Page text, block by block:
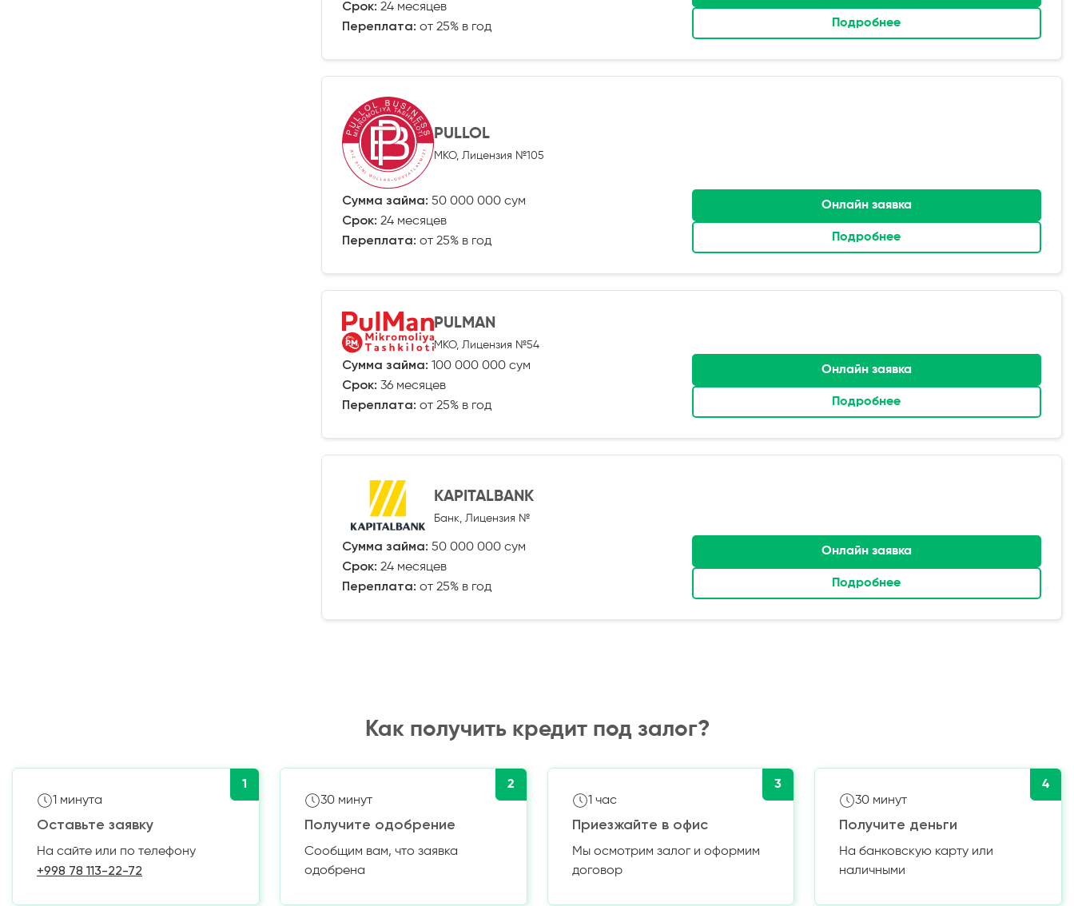
Срок: 24 месяцев
Переплата: от 25% в год Подробнее
PULLOL
МКО, Лицензия №105
Сумма займа: 50 000 000 сум
Срок: 24 месяцев
Переплата: от 25% в год
Онлайн заявка
Подробнее
PULMAN
МКО, Лицензия №54
Сумма займа: 100 000 000 сум
Срок: 36 месяцев
Переплата: от 25% в год
Онлайн заявка
Подробнее
KAPITALBANK
Банк, Лицензия №
Сумма займа: 50 000 000 сум
Срок: 24 месяцев
Переплата: от 25% в год
Онлайн заявка
Подробнее
Как получить кредит под залог?
1
1 минута
Оставьте заявку
На сайте или по телефону
+998 78 113-22-72
2
30 минут
Получите одобрение
Сообщим вам, что заявка
одобрена
3
1 час
Приезжайте в офис
Мы осмотрим залог и оформим
договор
4
30 минут
Получите деньги
На банковскую карту или
наличными